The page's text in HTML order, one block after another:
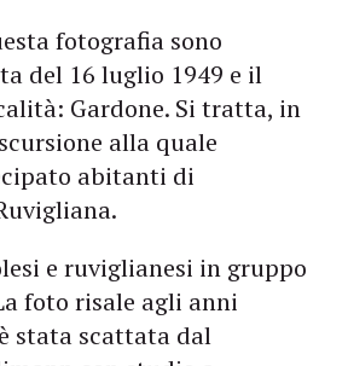
fotografia sono
del 16 luglio 1949 e il
Gardone. Si tratta, in
alla quale
abitanti di
e ruviglianesi in gruppo
foto risale agli anni
stata scattata dal